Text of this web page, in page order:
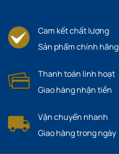
Cam kết chất lượng
Sản phẩm chính hãng
Thanh toán linh hoạt
Giao hàng nhận tiền
Vận chuyển nhanh
Giao hàng trong ngày